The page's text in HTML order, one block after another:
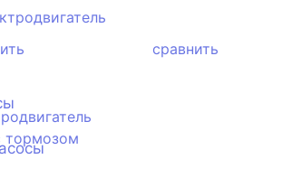
сравнить
тормозом